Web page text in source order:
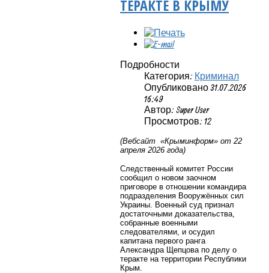
ТЕРАКТЕ В КРЫМУ
Подробности
Категория: Криминал
Опубликовано 31.07.2026
16:49
Автор: Super User
Просмотров: 12
(Вебсайт «Крыминформ» от 22
апреля 2026 года)
Следственный комитет России
сообщил о новом заочном
приговоре в отношении командира
подразделения Вооружённых сил
Украины. Военный суд признал
достаточными доказательства,
собранные военными
следователями, и осудил
капитана первого ранга
Александра Щепцова по делу о
теракте на территории Республики
Крым.